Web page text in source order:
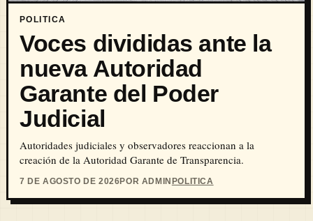
POLITICA
Voces divididas ante la
nueva Autoridad
Garante del Poder
Judicial
Autoridades judiciales y observadores reaccionan a la
creación de la Autoridad Garante de Transparencia.
7 DE AGOSTO DE 2026POR ADMINPOLITICA